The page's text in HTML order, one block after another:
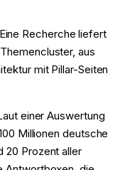
Recherche liefert
aus
mit Pillar-Seiten
einer Auswertung
Millionen deutsche
20 Prozent aller